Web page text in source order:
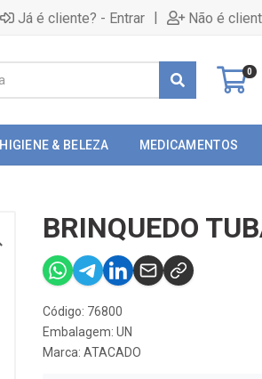
Já é cliente? - Entrar | Não é
0
HIGIENE & BELEZA MEDICAMENTOS
BRINQUEDO
Código: 76800
Embalagem: UN
Marca: ATACADO